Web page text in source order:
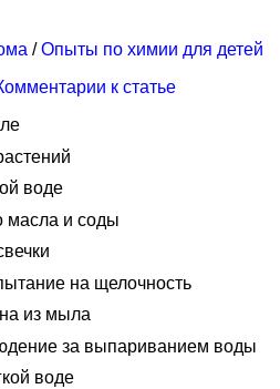
/Опыты по химии для детей
к статье
воде
масла и соды
на щелочность
из мыла
за выпариванием воды
воде